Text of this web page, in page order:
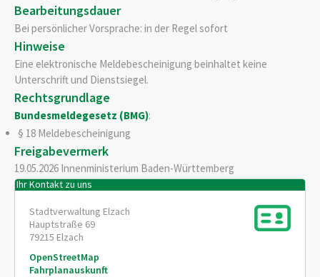
Bearbeitungsdauer
Bei persönlicher Vorsprache: in der Regel sofort
Hinweise
Eine elektronische Meldebescheinigung beinhaltet keine
Unterschrift und Dienstsiegel.
Rechtsgrundlage
Bundesmeldegesetz (BMG):
§ 18 Meldebescheinigung
Freigabevermerk
19.05.2026 Innenministerium Baden-Württemberg
Ihr Kontakt zu uns
Stadtverwaltung Elzach
Hauptstraße 69
79215 Elzach
OpenStreetMap
Fahrplanauskunft